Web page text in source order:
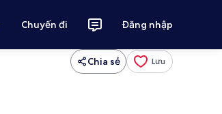
Chuyến đi Đăng nhập
Chia sẻ Lưu